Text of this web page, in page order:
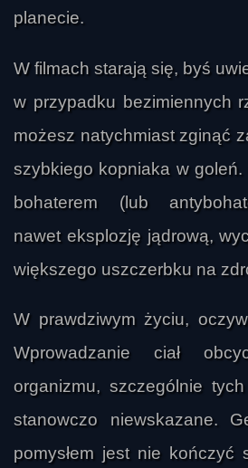
planecie.
W filmach starają się, byś
w przypadku bezimiennych
możesz natychmiast zginąć
szybkiego kopniaka w goleń.
bohaterem (lub
nawet eksplozję jądrową,
większego uszczerbku na
W prawdziwym życiu,
Wprowadzanie ciał
organizmu, szczególnie
stanowczo niewskazane.
pomysłem jest nie kończyć